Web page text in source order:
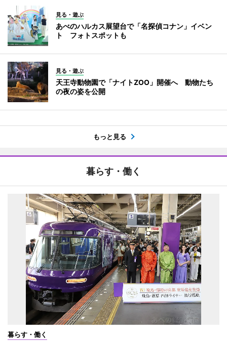
見る・遊ぶ
あべのハルカス展望台で「名探偵コナン」イベン
ト フォトスポットも
見る・遊ぶ
天王寺動物園で「ナイトZOO」開催へ 動物たち
の夜の姿を公開
もっと見る
暮らす・働く
暮らす・働く